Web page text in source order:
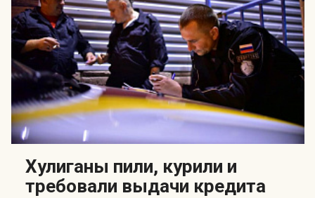
Хулиганы пили, курили и
требовали выдачи кредита